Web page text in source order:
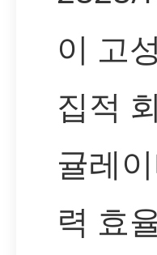
이 고
집적
귤레
력 효